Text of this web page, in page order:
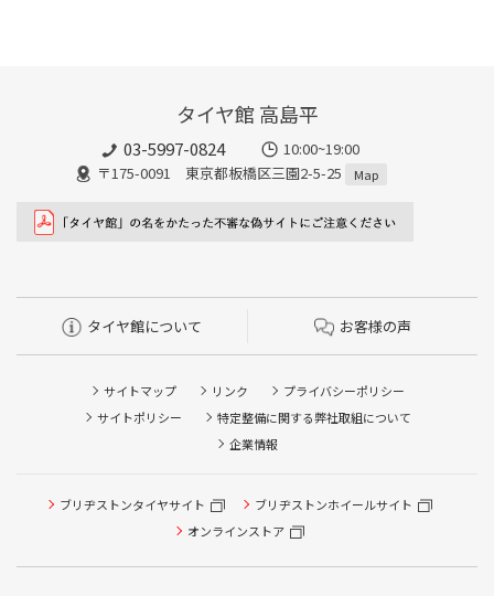
タイヤ館 高島平
03-5997-0824
10:00~19:00
〒175-0091 東京都板橋区三園2-5-25
Map
タイヤ館について お客様の声
サイトマップ リンク
プライバシーポリシー
サイトポリシー
特定整備に関する弊社取組について
企業情報
ブリヂストンタイヤサイト
ブリヂストンホイールサイト
オンラインストア